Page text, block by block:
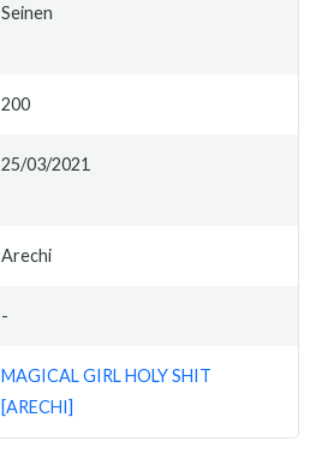
Seinen
200
25/03/2021
Arechi
-
MAGICAL GIRL HOLY SHIT
[ARECHI]